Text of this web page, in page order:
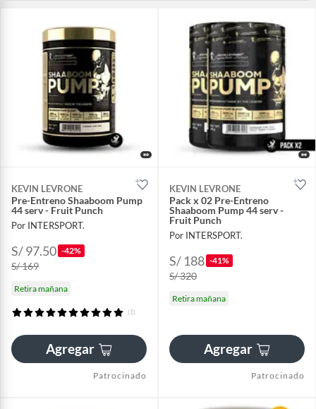
KEVIN LEVRONE
Pre-Entreno Shaaboom Pump
44 serv - Fruit Punch
Por INTERSPORT.
S/ 97.50 -42%
S/ 169
Retira mañana
(1)
Agregar
Patrocinado
KEVIN LEVRONE
Pack x 02 Pre-Entreno
Shaaboom Pump 44 serv -
Fruit Punch
Por INTERSPORT.
S/ 188 -41%
S/ 320
Retira mañana
Agregar
Patrocinado